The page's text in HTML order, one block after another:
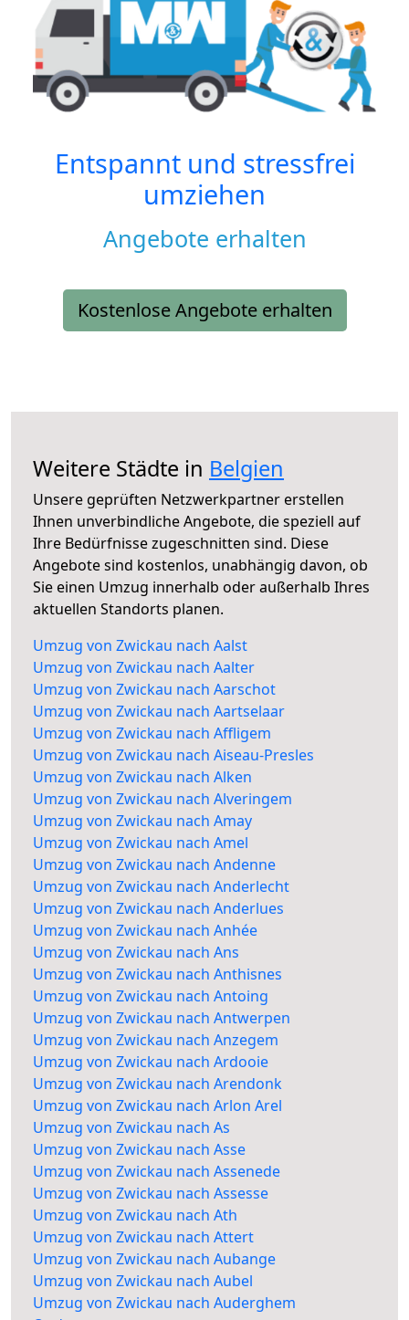
Entspannt und stressfrei
umziehen
Angebote erhalten
Kostenlose Angebote erhalten
Weitere Städte in Belgien
Unsere geprüften Netzwerkpartner erstellen
Ihnen unverbindliche Angebote, die speziell auf
Ihre Bedürfnisse zugeschnitten sind. Diese
Angebote sind kostenlos, unabhängig davon, ob
Sie einen Umzug innerhalb oder außerhalb Ihres
aktuellen Standorts planen.
Umzug von Zwickau nach Aalst
Umzug von Zwickau nach Aalter
Umzug von Zwickau nach Aarschot
Umzug von Zwickau nach Aartselaar
Umzug von Zwickau nach Affligem
Umzug von Zwickau nach Aiseau-Presles
Umzug von Zwickau nach Alken
Umzug von Zwickau nach Alveringem
Umzug von Zwickau nach Amay
Umzug von Zwickau nach Amel
Umzug von Zwickau nach Andenne
Umzug von Zwickau nach Anderlecht
Umzug von Zwickau nach Anderlues
Umzug von Zwickau nach Anhée
Umzug von Zwickau nach Ans
Umzug von Zwickau nach Anthisnes
Umzug von Zwickau nach Antoing
Umzug von Zwickau nach Antwerpen
Umzug von Zwickau nach Anzegem
Umzug von Zwickau nach Ardooie
Umzug von Zwickau nach Arendonk
Umzug von Zwickau nach Arlon Arel
Umzug von Zwickau nach As
Umzug von Zwickau nach Asse
Umzug von Zwickau nach Assenede
Umzug von Zwickau nach Assesse
Umzug von Zwickau nach Ath
Umzug von Zwickau nach Attert
Umzug von Zwickau nach Aubange
Umzug von Zwickau nach Aubel
Umzug von Zwickau nach Auderghem